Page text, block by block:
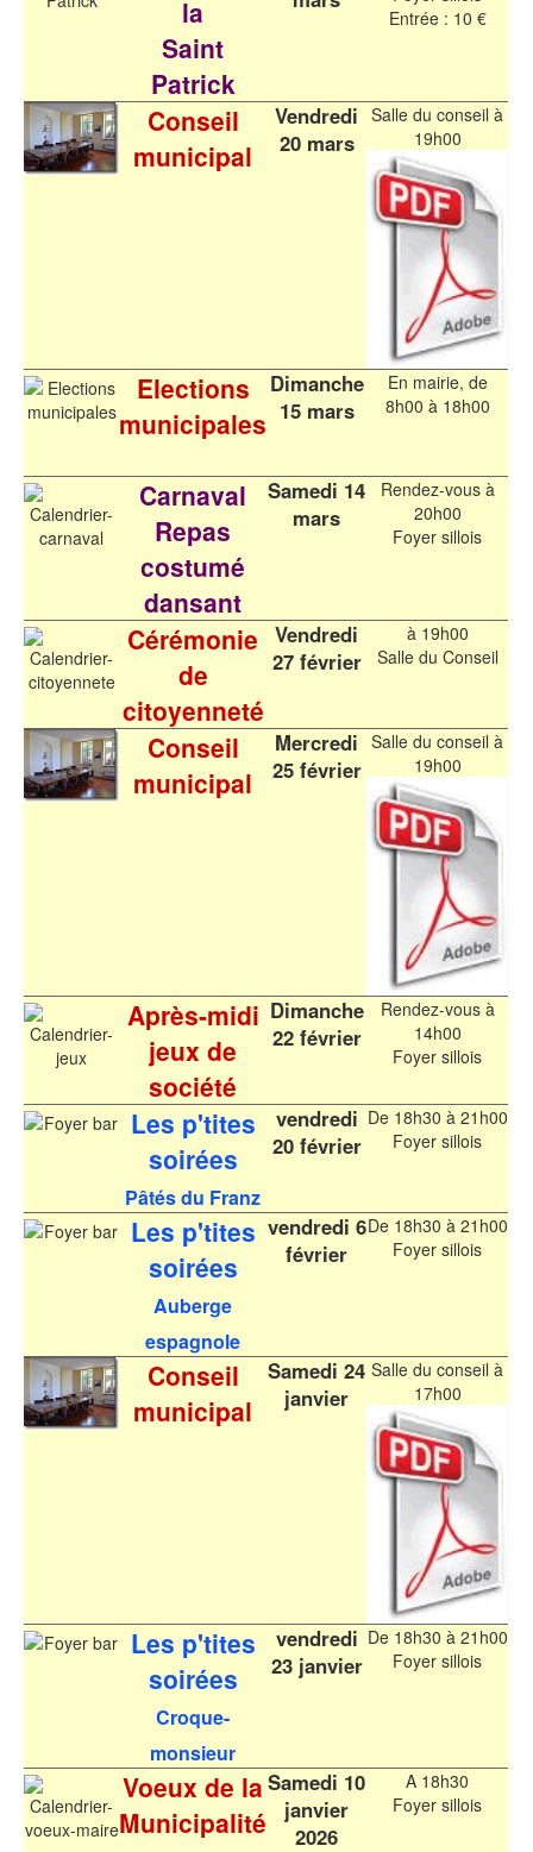
la
Saint
Patrick
Entrée : 10 €
Conseil
municipal
Vendredi
20 mars
Salle du conseil à
19h00
Elections
municipales
Dimanche
15 mars
En mairie, de
8h00 à 18h00
Carnaval
Repas
costumé
dansant
Samedi 14
mars
Rendez-vous à
20h00
Foyer sillois
Cérémonie
de
citoyenneté
Vendredi
27 février
à 19h00
Salle du Conseil
Conseil
municipal
Mercredi
25 février
Salle du conseil à
19h00
Après-midi
jeux de
société
Dimanche
22 février
Rendez-vous à
14h00
Foyer sillois
Les p'tites
soirées
Pâtés du Franz
vendredi
20 février
De 18h30 à 21h00
Foyer sillois
Les p'tites
soirées
Auberge
espagnole
vendredi 6
février
De 18h30 à 21h00
Foyer sillois
Conseil
municipal
Samedi 24
janvier
Salle du conseil à
17h00
Les p'tites
soirées
Croque-
monsieur
vendredi
23 janvier
De 18h30 à 21h00
Foyer sillois
Voeux de la
Municipalité
Samedi 10
janvier
2026
A 18h30
Foyer sillois